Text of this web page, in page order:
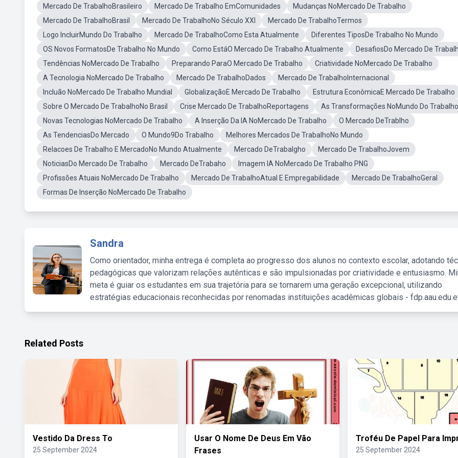
Mercado De TrabalhoBrasileiro Mercado De Trabalho EmComunidades
Mudanças NoMercado De Trabalho
Mercado De TrabalhoBrasil
Mercado De TrabalhoNo Século XXI
Mercado De TrabalhoTermos
Logo IncluirMundo Do Trabalho
Mercado De TrabalhoComo Esta Atualmente
Diferentes TiposDe Trabalho No Mundo
OS Novos FormatosDe Trabalho No Mundo
Como EstáO Mercado De Trabalho Atualmente
DesafiosDo Mercado De
Tendências NoMercado De Trabalho
Preparando ParaO Mercado De Trabalho
Criatividade NoMercado De Trabalho
A Tecnologia NoMercado De Trabalho
Mercado De TrabalhoDados
Mercado De TrabalhoInternacional
Incluão NoMercado De Trabalho Mundial
GlobalizaçãoE Mercado De Trabalho
Estrutura EconômicaE Mercado De Trabalho
Sobre O Mercado De TrabalhoNo Brasil
Crise Mercado De TrabalhoReportagens
As Transformações NoMundo Do Trabalho
Novas Tecnologias NoMercado De Trabalho
A Inserção Da IA NoMercado De Trabalho
O Mercado DeTrablho
As TendenciasDo Mercado
O Mundo9Do Trabalho
Melhores Mercados De TrabalhoNo Mundo
Relacoes De Trabalho E MercadoNo Mundo Atualmente
Mercado DeTrabalgho
Mercado De TrabalhoJovem
NoticiasDo Mercado De Trabalho
Mercado DeTrabaho
Imagem IA NoMercado De Trabalho PNG
Profissões Atuais NoMercado De Trabalho
Mercado De TrabalhoAtual E Empregabilidade
Mercado De TrabalhoGeral
Formas De Inserção NoMercado De Trabalho
Sandra
Como orientador, minha entrega é completa ao progresso dos alunos no contexto escolar, adotando
pedagógicas que valorizam relações autênticas e são impulsionadas por criatividade e entusiasmo.
meta é guiar os estudantes em sua trajetória para se tornarem uma geração excepcional, utilizando
estratégias educacionais reconhecidas por renomadas instituições acadêmicas globais -
Related Posts
Vestido Da Dress To
25 September 2024
Usar O Nome De Deus Em Vão
Frases
Troféu De Papel Para
25 September 2024